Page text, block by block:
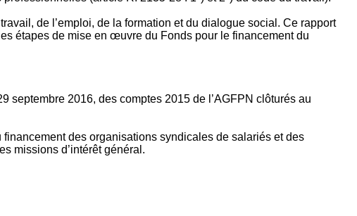
de l’emploi, de la formation et du dialogue social. Ce rapport
étapes de mise en œuvre du Fonds pour le financement du
septembre 2016, des comptes 2015 de l’AGFPN clôturés au
des organisations syndicales de salariés et des
missions d’intérêt général.